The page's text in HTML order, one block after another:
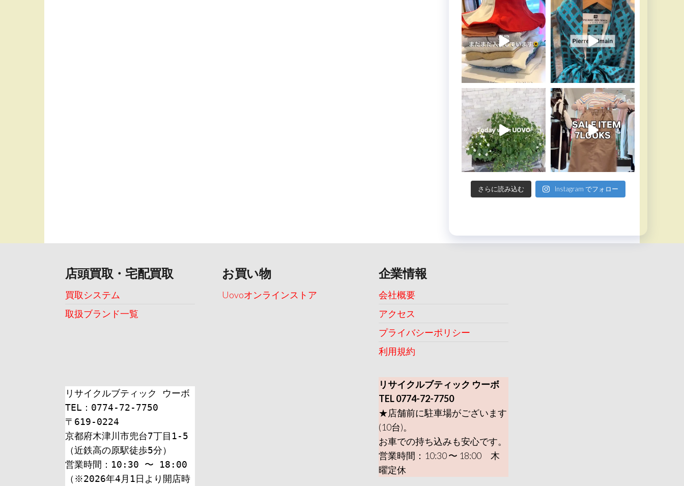
さらに読み込む Instagram でフォロー
店頭買取・宅配買取
買取システム
取扱ブランド一覧
お買い物
Uovoオンラインストア
企業情報
会社概要
アクセス
プライバシーポリシー
利用規約
リサイクルブティック ウーボ
TEL：0774-72-7750
〒619-0224
京都府木津川市兜台7丁目1-5
（近鉄高の原駅徒歩5分）
営業時間：10:30 〜 18:00
（※2026年4月1日より開店時
リサイクルブティック ウーボ
TEL 0774-72-7750
★店舗前に駐車場がございます
(10台)。
お車での持ち込みも安心です。
営業時間：10:30 〜 18:00 木
曜定休